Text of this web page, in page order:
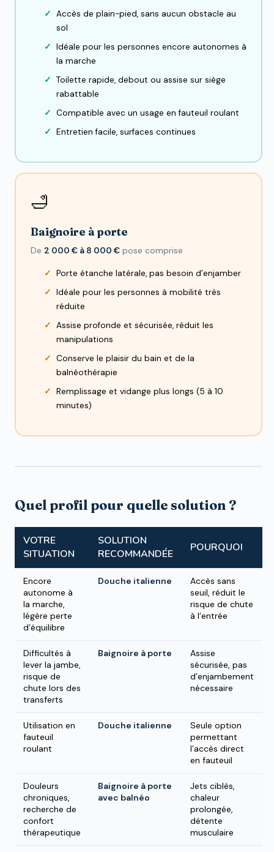
Accès de plain-pied, sans aucun obstacle au
sol
Idéale pour les personnes encore autonomes à
la marche
Toilette rapide, debout ou assise sur siège
rabattable
Compatible avec un usage en fauteuil roulant
Entretien facile, surfaces continues
🛁
Baignoire à porte
De 2 000 € à 8 000 €pose comprise
Porte étanche latérale, pas besoin d’enjamber
Idéale pour les personnes à mobilité très
réduite
Assise profonde et sécurisée, réduit les
manipulations
Conserve le plaisir du bain et de la
balnéothérapie
Remplissage et vidange plus longs (5 à 10
minutes)
Quel profil pour quelle solution ?
VOTRE
SITUATION
SOLUTION
RECOMMANDÉE
POURQUOI
Encore
autonome à
la marche,
légère perte
d’équilibre
Douche italienne
Accès sans
seuil, réduit le
risque de chute
à l’entrée
Difficultés à
lever la jambe,
risque de
chute lors des
transferts
Baignoire à porte
Assise
sécurisée, pas
d’enjambement
nécessaire
Utilisation en
fauteuil
roulant
Douche italienne
Seule option
permettant
l’accès direct
en fauteuil
Douleurs
chroniques,
recherche de
confort
thérapeutique
Baignoire à porte
avec balnéo
Jets ciblés,
chaleur
prolongée,
détente
musculaire